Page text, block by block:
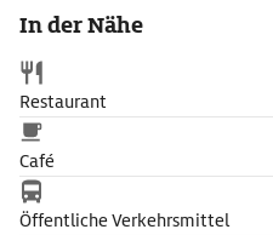
Bühnenbildentwürfe, Kostüme
die Oper gibt es auf
In der Nähe
Restaurant
Café
Öffentliche Verkehrsmittel